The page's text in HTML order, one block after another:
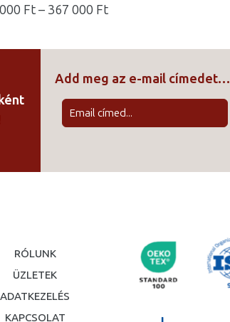
Ft– 367 000 FtÁrtartomány:
367
000 Ft
Add meg az e-mail címedet…
RÓLUNK
ÜZLETEK
ADATKEZELÉS
KAPCSOLAT